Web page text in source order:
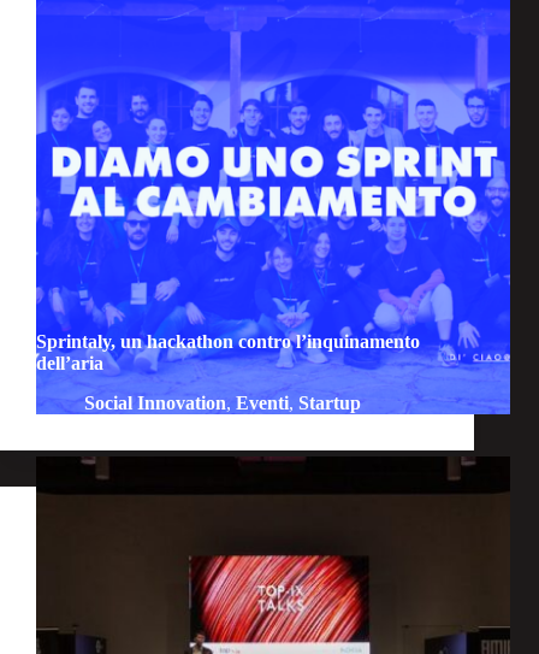
Sprintaly, un hackathon contro l’inquinamento
dell’aria
Social Innovation, Eventi, Startup